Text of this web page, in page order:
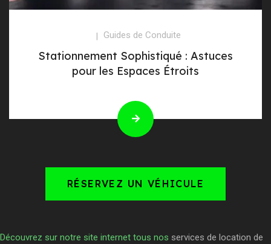
Guides de Conduite
Stationnement Sophistiqué : Astuces
pour les Espaces Étroits
RÉSERVEZ UN VÉHICULE
Découvrez sur notre site internet tous nos services de location de